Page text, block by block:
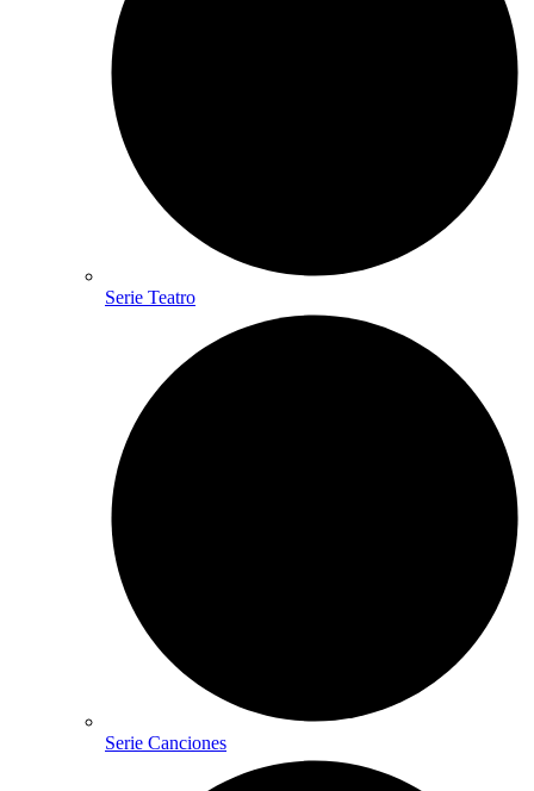
Serie Teatro
Serie Canciones